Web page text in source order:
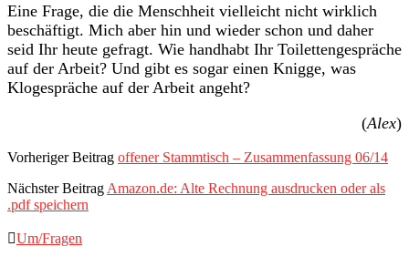
Eine Frage, die die Menschheit vielleicht nicht wirklich
beschäftigt. Mich aber hin und wieder schon und daher
seid Ihr heute gefragt. Wie handhabt Ihr Toilettengespräche
auf der Arbeit? Und gibt es sogar einen Knigge, was
Klogespräche auf der Arbeit angeht?
(Alex)
Vorheriger Beitrag offener Stammtisch – Zusammenfassung 06/14
Nächster Beitrag Amazon.de: Alte Rechnung ausdrucken oder als
.pdf speichern
Um/Fragen